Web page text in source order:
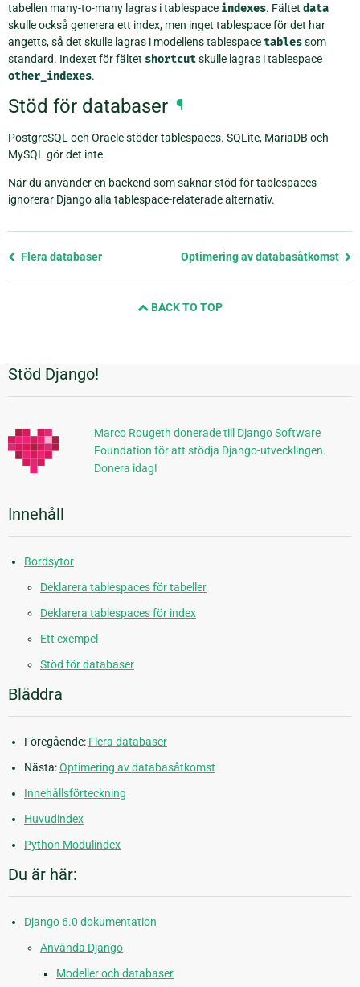
tabellen many-to-many lagras i tablespace indexes. Fältet data
skulle också generera ett index, men inget tablespace för det har
angetts, så det skulle lagras i modellens tablespacetablessom
standard. Indexet för fältet shortcutskulle lagras i tablespace
other_indexes.
Stöd för databaser ¶
PostgreSQL och Oracle stöder tablespaces. SQLite, MariaDB och
MySQL gör det inte.
När du använder en backend som saknar stöd för tablespaces
ignorerar Django alla tablespace-relaterade alternativ.
Föregående
Flera databaser Optimering av databasåtkomst
BACK TO TOP
Ytterligare
Stöd Django!
Marco Rougeth donerade till Django Software
Foundation för att stödja Django-utvecklingen.
Donera idag!
Innehåll
Bordsytor
Deklarera tablespaces för tabeller
Deklarera tablespaces för index
Ett exempel
Stöd för databaser
Bläddra
Föregående: Flera databaser
Nästa:Optimering av databasåtkomst
Innehållsförteckning
Huvudindex
Python Modulindex
Du är här:
Django 6.0 dokumentation
Använda Django
Modeller och databaser